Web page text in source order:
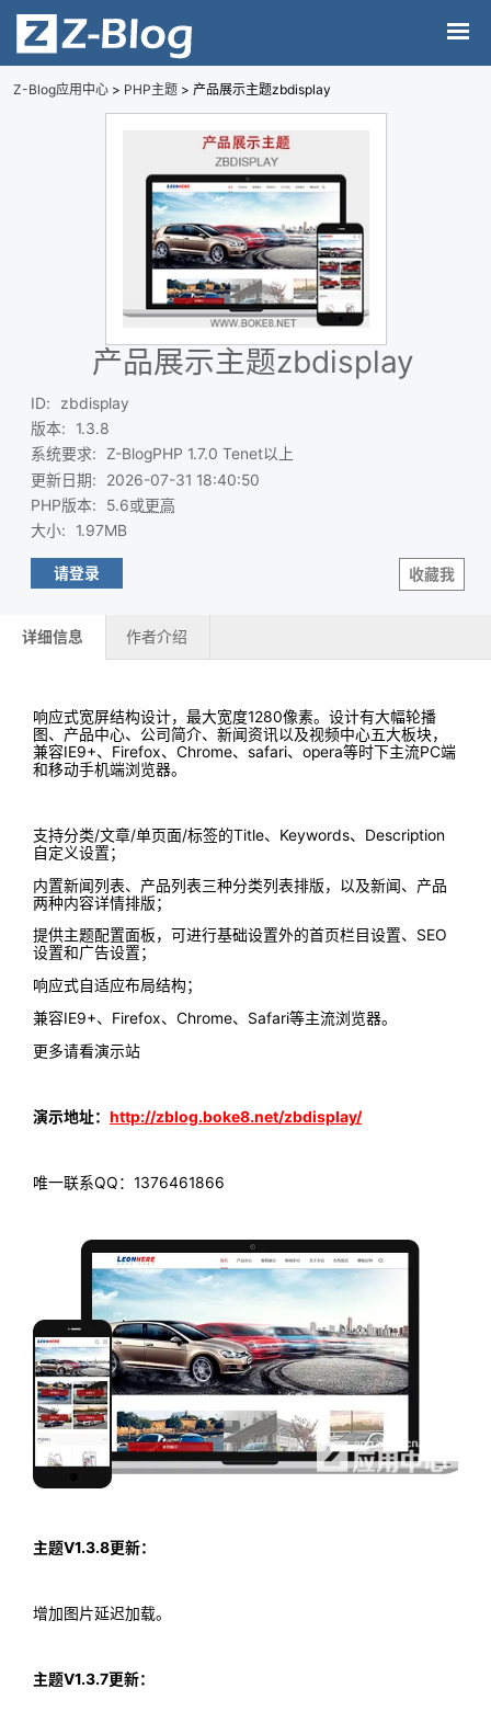
Z-Blog应用中心 > PHP主题 > 产品展示主题zbdisplay
产品展示主题zbdisplay
ID:
zbdisplay
版本:
1.3.8
系统要求:
Z-BlogPHP 1.7.0 Tenet以上
更新日期:
2026-07-31 18:40:50
PHP版本: 5.6或更高
大小: 1.97MB
收藏我
请登录
详细信息 作者介绍
响应式宽屏结构设计，最大宽度1280像素。设计有大幅轮播
图、产品中心、公司简介、新闻资讯以及视频中心五大板块，
兼容IE9+、Firefox、Chrome、safari、opera等时下主流PC端
和移动手机端浏览器。
支持分类/文章/单页面/标签的Title、Keywords、Description
自定义设置；
内置新闻列表、产品列表三种分类列表排版，以及新闻、产品
两种内容详情排版；
提供主题配置面板，可进行基础设置外的首页栏目设置、SEO
设置和广告设置；
响应式自适应布局结构；
兼容IE9+、Firefox、Chrome、Safari等主流浏览器。
更多请看演示站
演示地址： http://zblog.boke8.net/zbdisplay/
唯一联系QQ：1376461866
主题V1.3.8更新：
增加图片延迟加载。
主题V1.3.7更新：